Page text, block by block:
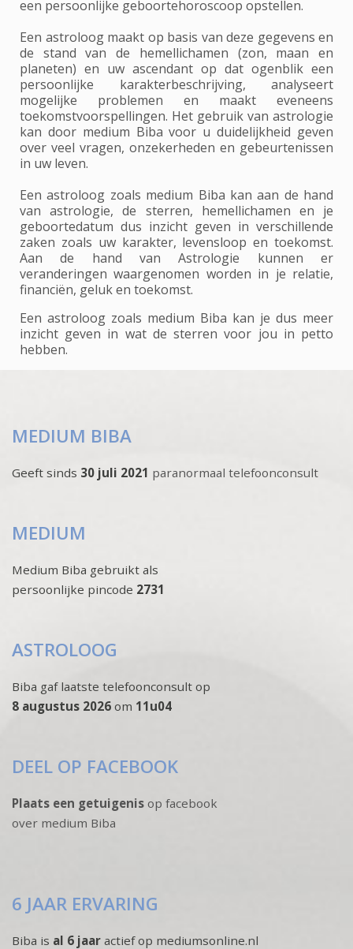
een persoonlijke geboortehoroscoop opstellen.
Een astroloog maakt op basis van deze gegevens en
de stand van de hemellichamen (zon, maan en
planeten) en uw ascendant op dat ogenblik een
persoonlijke karakterbeschrijving, analyseert
mogelijke problemen en maakt eveneens
toekomstvoorspellingen. Het gebruik van astrologie
kan door medium Biba voor u duidelijkheid geven
over veel vragen, onzekerheden en gebeurtenissen
in uw leven.
Een astroloog zoals medium Biba kan aan de hand
van astrologie, de sterren, hemellichamen en je
geboortedatum dus inzicht geven in verschillende
zaken zoals uw karakter, levensloop en toekomst.
Aan de hand van Astrologie kunnen er
veranderingen waargenomen worden in je relatie,
financiën, geluk en toekomst.
Een astroloog zoals medium Biba kan je dus meer
inzicht geven in wat de sterren voor jou in petto
hebben.
MEDIUM BIBA
Geeft sinds 30 juli 2021 paranormaal telefoonconsult
MEDIUM
Medium Biba gebruikt als
persoonlijke pincode 2731
ASTROLOOG
Biba gaf laatste telefoonconsult op
8 augustus 2026 om 11u04
DEEL OP FACEBOOK
Plaats een getuigenis op facebook
over medium Biba
6 JAAR ERVARING
Biba is al 6 jaar actief op mediumsonline.nl